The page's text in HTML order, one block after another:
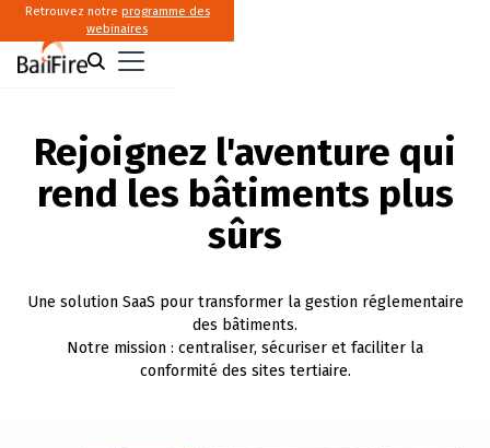
Retrouvez notre programme des
webinaires
Rejoignez l'aventure qui
rend les bâtiments plus
sûrs
Une solution SaaS pour transformer la gestion réglementaire
des bâtiments.
Notre mission : centraliser, sécuriser et faciliter la
conformité des sites tertiaire.